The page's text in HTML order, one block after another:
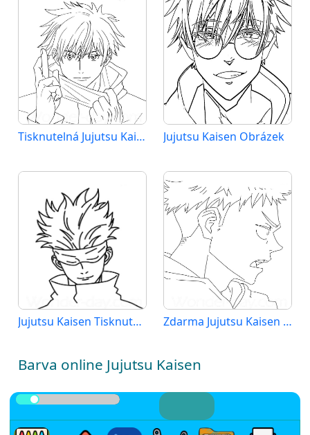
Tisknutelná Jujutsu Kaisen Jujutsu Kaisen Obrázek
Jujutsu Kaisen Tisknutelná pro Děti Zdarma Jujutsu Kaisen k Tisku pro Děti
Barva online Jujutsu Kaisen